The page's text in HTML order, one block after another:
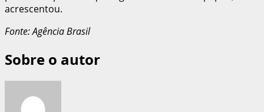
acrescentou.
Fonte: Agência Brasil
Sobre o autor